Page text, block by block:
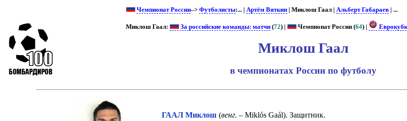
Чемпионат России–>Футболисты:... |Артём Вяткин | Миклош Гаал |Альберт Габараев | ...
Миклош Гаал: За российские команды: матчи (72) | Чемпионат России (64) |
Миклош Гаал
в чемпионатах России по футболу
ГААЛ Миклош (венг. – Miklós Gaál). Защитник.